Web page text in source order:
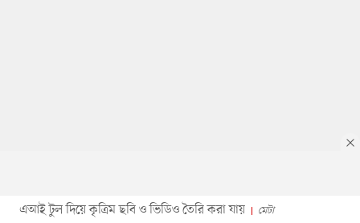
এআই টুল দিয়ে কৃত্রিম ছবি ও ভিডিও তৈরি করা যায় মেটা